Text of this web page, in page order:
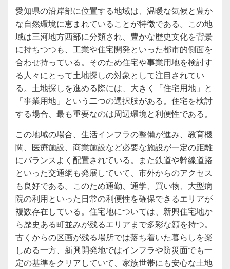
愛知県の沿岸部に位置する地域は、温暖な気候と豊か
な自然環境に恵まれていることが特徴である。 この地
域は三河地方西部に分類され、豊かな歴史文化を背景
に持ちつつも、工業や住宅開発といった都市的側面を
合わせ持っている。そのため住宅や事業用地を検討す
る人々にとって土地探しの対象として注目されてい
る。土地探しを進める際には、大きく「住宅用地」と
「事業用地」という二つの選択肢がある。住宅を検討
する場合、最も重要なのは周辺環境と利便性である。
この地域の場合、生活インフラの整備が進み、教育機
関、医療施設、商業施設など必要な施設が一定の距離
にバランスよく配置されている。また鉄道や幹線道路
といった交通網も発展していて、市外からのアクセス
も良好である。このため通勤、通学、買い物、大型病
院の利用といった日常の利便性を確保できるエリアが
複数存在している。住宅地については、新興住宅地か
ら歴史ある町並みが残るエリアまで多彩な顔を持つ。
古くからの区画が残る場所では落ち着いた暮らしを楽
しめる一方、新興開発地ではインフラや防災面でも一
定の基準をクリアしていて、家族世帯にも安心な土地